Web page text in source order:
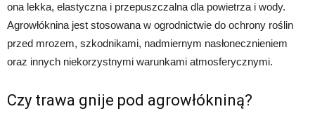
ona lekka, elastyczna i przepuszczalna dla powietrza i wody.
Agrowłóknina jest stosowana w ogrodnictwie do ochrony roślin
przed mrozem, szkodnikami, nadmiernym nasłonecznieniem
oraz innych niekorzystnymi warunkami atmosferycznymi.
Czy trawa gnije pod agrowłókniną?